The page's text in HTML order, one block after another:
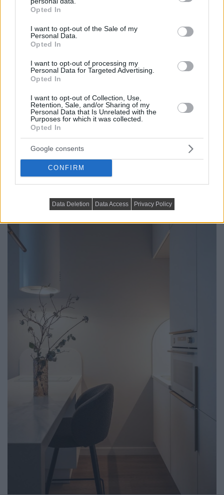
grant or deny consent to Google and its third-party tags to
use your data for below specified purposes in below Google
consent section.
Opted In
I want to opt-out of the Sale of my
Personal Data.
Opted In
I want to opt-out of processing my
Personal Data for Targeted Advertising.
Opted In
I want to opt-out of Collection, Use,
Retention, Sale, and/or Sharing of my
Personal Data that Is Unrelated with the
Purposes for which it was collected.
Opted In
Google consents
CONFIRM
Data Deletion Data Access Privacy Policy